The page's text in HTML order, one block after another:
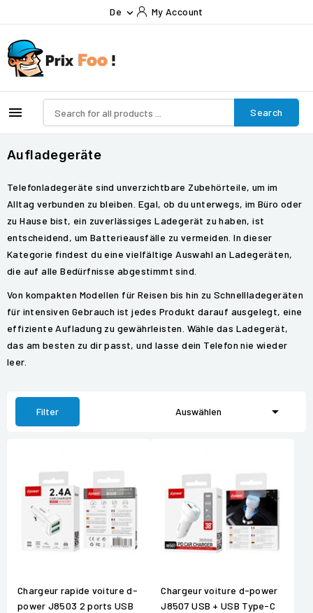
De  My Account
 Search
Aufladegeräte
Telefonladegeräte sind unverzichtbare Zubehörteile, um im
Alltag verbunden zu bleiben. Egal, ob du unterwegs, im Büro oder
zu Hause bist, ein zuverlässiges Ladegerät zu haben, ist
entscheidend, um Batterieausfälle zu vermeiden. In dieser
Kategorie findest du eine vielfältige Auswahl an Ladegeräten,
die auf alle Bedürfnisse abgestimmt sind.
Von kompakten Modellen für Reisen bis hin zu Schnellladegeräten
für intensiven Gebrauch ist jedes Produkt darauf ausgelegt, eine
effiziente Aufladung zu gewährleisten. Wähle das Ladegerät,
das am besten zu dir passt, und lasse dein Telefon nie wieder
leer.
Filter Auswählen 
Chargeur rapide voiture d-
power J8503 2 ports USB
Chargeur voiture d-power
J8507 USB + USB Type-C